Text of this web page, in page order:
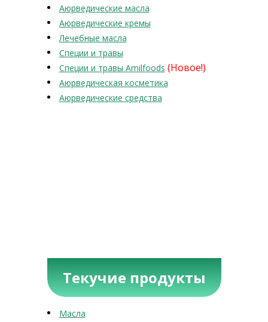
Аюрведические масла
Аюрведические кремы
Лечебные масла
Специи и травы
Специи и травы Amilfoods (Новое!)
Аюрведическая косметика
Аюрведические средства
Текучие продукты
Масла